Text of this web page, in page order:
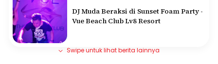
DJ Muda Beraksi di Sunset Foam Party -
Vue Beach Club Lv8 Resort
Swipe untuk lihat berita lainnya